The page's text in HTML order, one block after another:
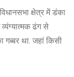
क्षेत्र में डंका
ढंग से
था. जहां किसी